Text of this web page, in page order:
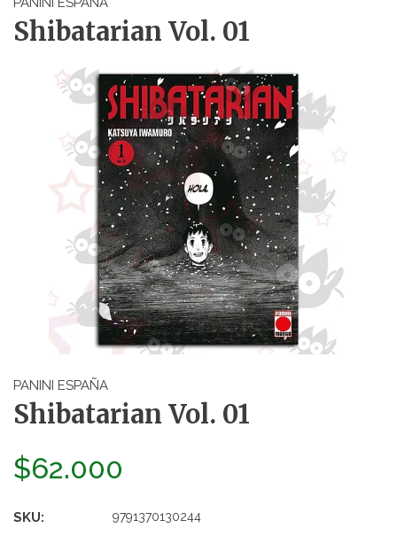
Shibatarian Vol. 01
PANINI ESPAÑA
Shibatarian Vol. 01
$62.000
SKU: 9791370130244